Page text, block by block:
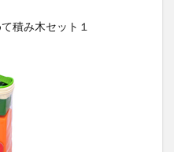
積み木セット１